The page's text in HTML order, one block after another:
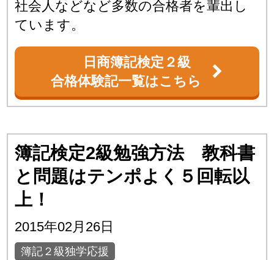
社会人などなど多数の合格者を輩出し
ています。
日商簿記検定２級
合格体験記一覧はこちら
簿記検定2級勉強方法 教科書
と問題はテンポよく５回転以
上！
2015年02月26日
簿記２級独学応援